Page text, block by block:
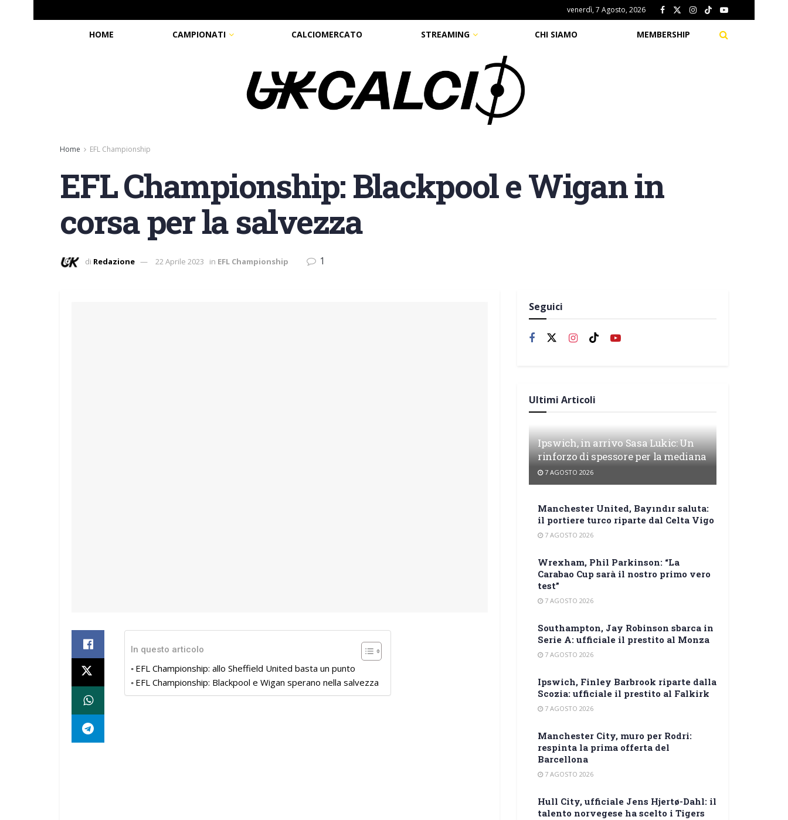
venerdì, 7 Agosto, 2026
HOME CAMPIONATI CALCIOMERCATO STREAMING CHI SIAMO MEMBERSHIP
Home EFL Championship
EFL Championship: Blackpool e Wigan in
corsa per la salvezza
di Redazione 22 Aprile 2023 in EFL Championship 1
In questo articolo
EFL Championship: allo Sheffield United basta un punto
EFL Championship: Blackpool e Wigan sperano nella salvezza
Seguici
Ultimi Articoli
Ipswich, in arrivo Sasa Lukic: Un
rinforzo di spessore per la mediana
7 AGOSTO 2026
Manchester United, Bayındır saluta:
il portiere turco riparte dal Celta Vigo
7 AGOSTO 2026
Wrexham, Phil Parkinson: “La
Carabao Cup sarà il nostro primo vero
test”
7 AGOSTO 2026
Southampton, Jay Robinson sbarca in
Serie A: ufficiale il prestito al Monza
7 AGOSTO 2026
Ipswich, Finley Barbrook riparte dalla
Scozia: ufficiale il prestito al Falkirk
7 AGOSTO 2026
Manchester City, muro per Rodri:
respinta la prima offerta del
Barcellona
7 AGOSTO 2026
Hull City, ufficiale Jens Hjertø-Dahl: il
talento norvegese ha scelto i Tigers